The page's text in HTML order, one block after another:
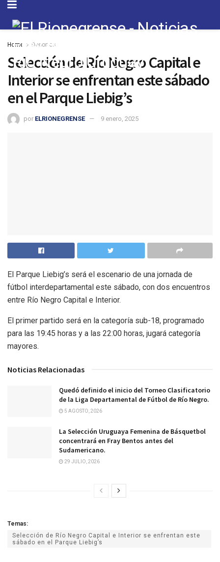
Home Deportes
Selección de Río Negro Capital e
Interior se enfrentan este sábado
en el Parque Liebig’s
por ELRIONEGRENSE 9 enero, 2025
El Parque Liebig’s será el escenario de una jornada de
fútbol interdepartamental este sábado, con dos encuentros
entre Río Negro Capital e Interior.
El primer partido será en la categoría sub-18, programado
para las 19:45 horas y a las 22:00 horas, jugará categoría
mayores.
Noticias Relacionadas
Quedó definido el inicio del Torneo Clasificatorio
de la Liga Departamental de Fútbol de Río Negro.
5 AGOSTO, 2026
La Selección Uruguaya Femenina de Básquetbol
concentrará en Fray Bentos antes del
Sudamericano.
29 JULIO, 2026
Temas:
Selección de Río Negro Capital e Interior se enfrentan este
sábado en el Parque Liebig’s